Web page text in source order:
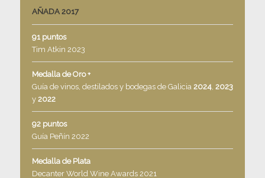
AÑADA 2017
91 puntos
Tim Atkin 2023
Medalla de Oro +
Guía de vinos, destilados y bodegas de Galicia 2024, 2023
y2022
92 puntos
Guía Peñín 2022
Medalla de Plata
Decanter World Wine Awards 2021